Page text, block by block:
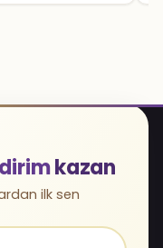
kazan
ilk sen